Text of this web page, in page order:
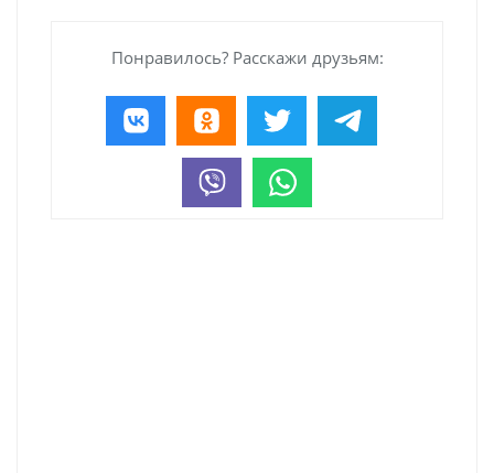
Понравилось? Расскажи друзьям: